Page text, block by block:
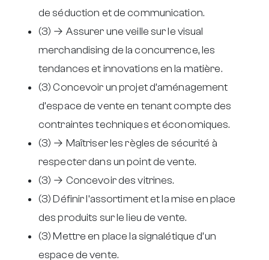
de séduction et de communication.
(3) → Assurer une veille sur le visual
merchandising de la concurrence, les
tendances et innovations en la matière.
(3) Concevoir un projet d’aménagement
d’espace de vente en tenant compte des
contraintes techniques et économiques.
(3) → Maîtriser les règles de sécurité à
respecter dans un point de vente.
(3) → Concevoir des vitrines.
(3) Définir l’assortiment et la mise en place
des produits sur le lieu de vente.
(3) Mettre en place la signalétique d’un
espace de vente.